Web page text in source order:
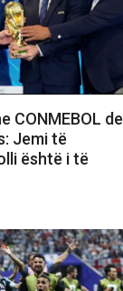
CONMEBOL del
Jemi të
është i të